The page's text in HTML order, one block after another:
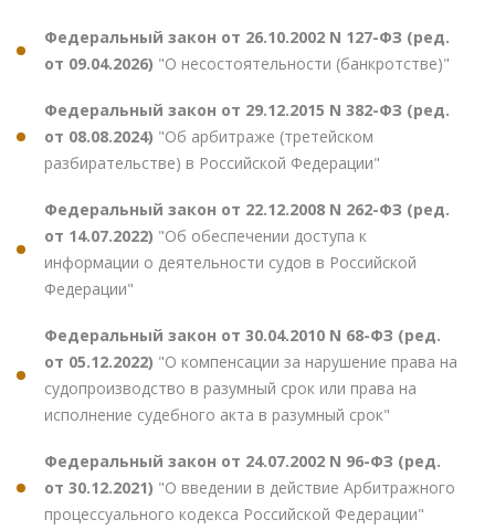
Федеральный закон от 26.10.2002 N 127-ФЗ (ред.
от 09.04.2026) "О несостоятельности (банкротстве)"
Федеральный закон от 29.12.2015 N 382-ФЗ (ред.
от 08.08.2024) "Об арбитраже (третейском
разбирательстве) в Российской Федерации"
Федеральный закон от 22.12.2008 N 262-ФЗ (ред.
от 14.07.2022) "Об обеспечении доступа к
информации о деятельности судов в Российской
Федерации"
Федеральный закон от 30.04.2010 N 68-ФЗ (ред.
от 05.12.2022) "О компенсации за нарушение права на
судопроизводство в разумный срок или права на
исполнение судебного акта в разумный срок"
Федеральный закон от 24.07.2002 N 96-ФЗ (ред.
от 30.12.2021) "О введении в действие Арбитражного
процессуального кодекса Российской Федерации"